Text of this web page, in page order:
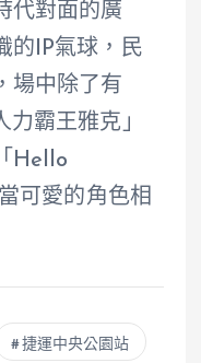
代對面的廣
的IP氣球，民
場中除了有
力霸王雅克」
Hello
可愛的角色相
捷運中央公園站